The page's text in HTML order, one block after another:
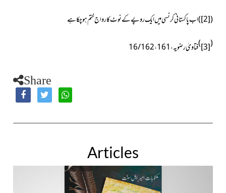
(
[2])اب پاکستانی کرنسی میں ایک روپے کے نوٹ کا رواج ختم ہوچکا ہے
(
[3]
)فتاویٰ رضویہ،16/162،161
Share
Articles